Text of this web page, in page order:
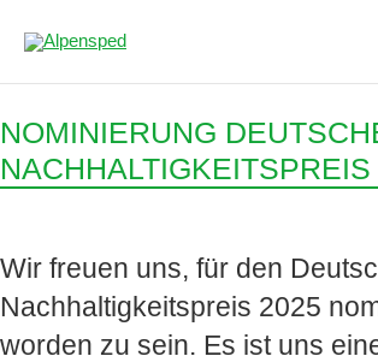
Inhalt
NOMINIERUNG
NACHHALTIGKEITSPREIS
Wir freuen uns, für den
Nachhaltigkeitspreis 2025
worden zu sein. Es ist uns